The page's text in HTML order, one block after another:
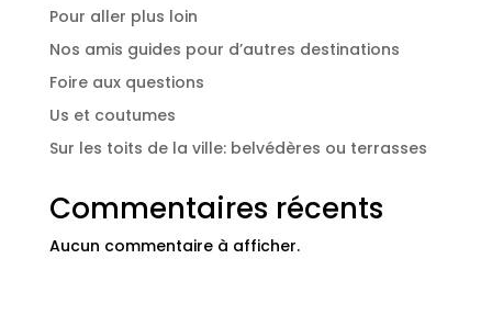
Pour aller plus loin
Nos amis guides pour d’autres destinations
Foire aux questions
Us et coutumes
Sur les toits de la ville: belvédères ou terrasses
Commentaires récents
Aucun commentaire à afficher.